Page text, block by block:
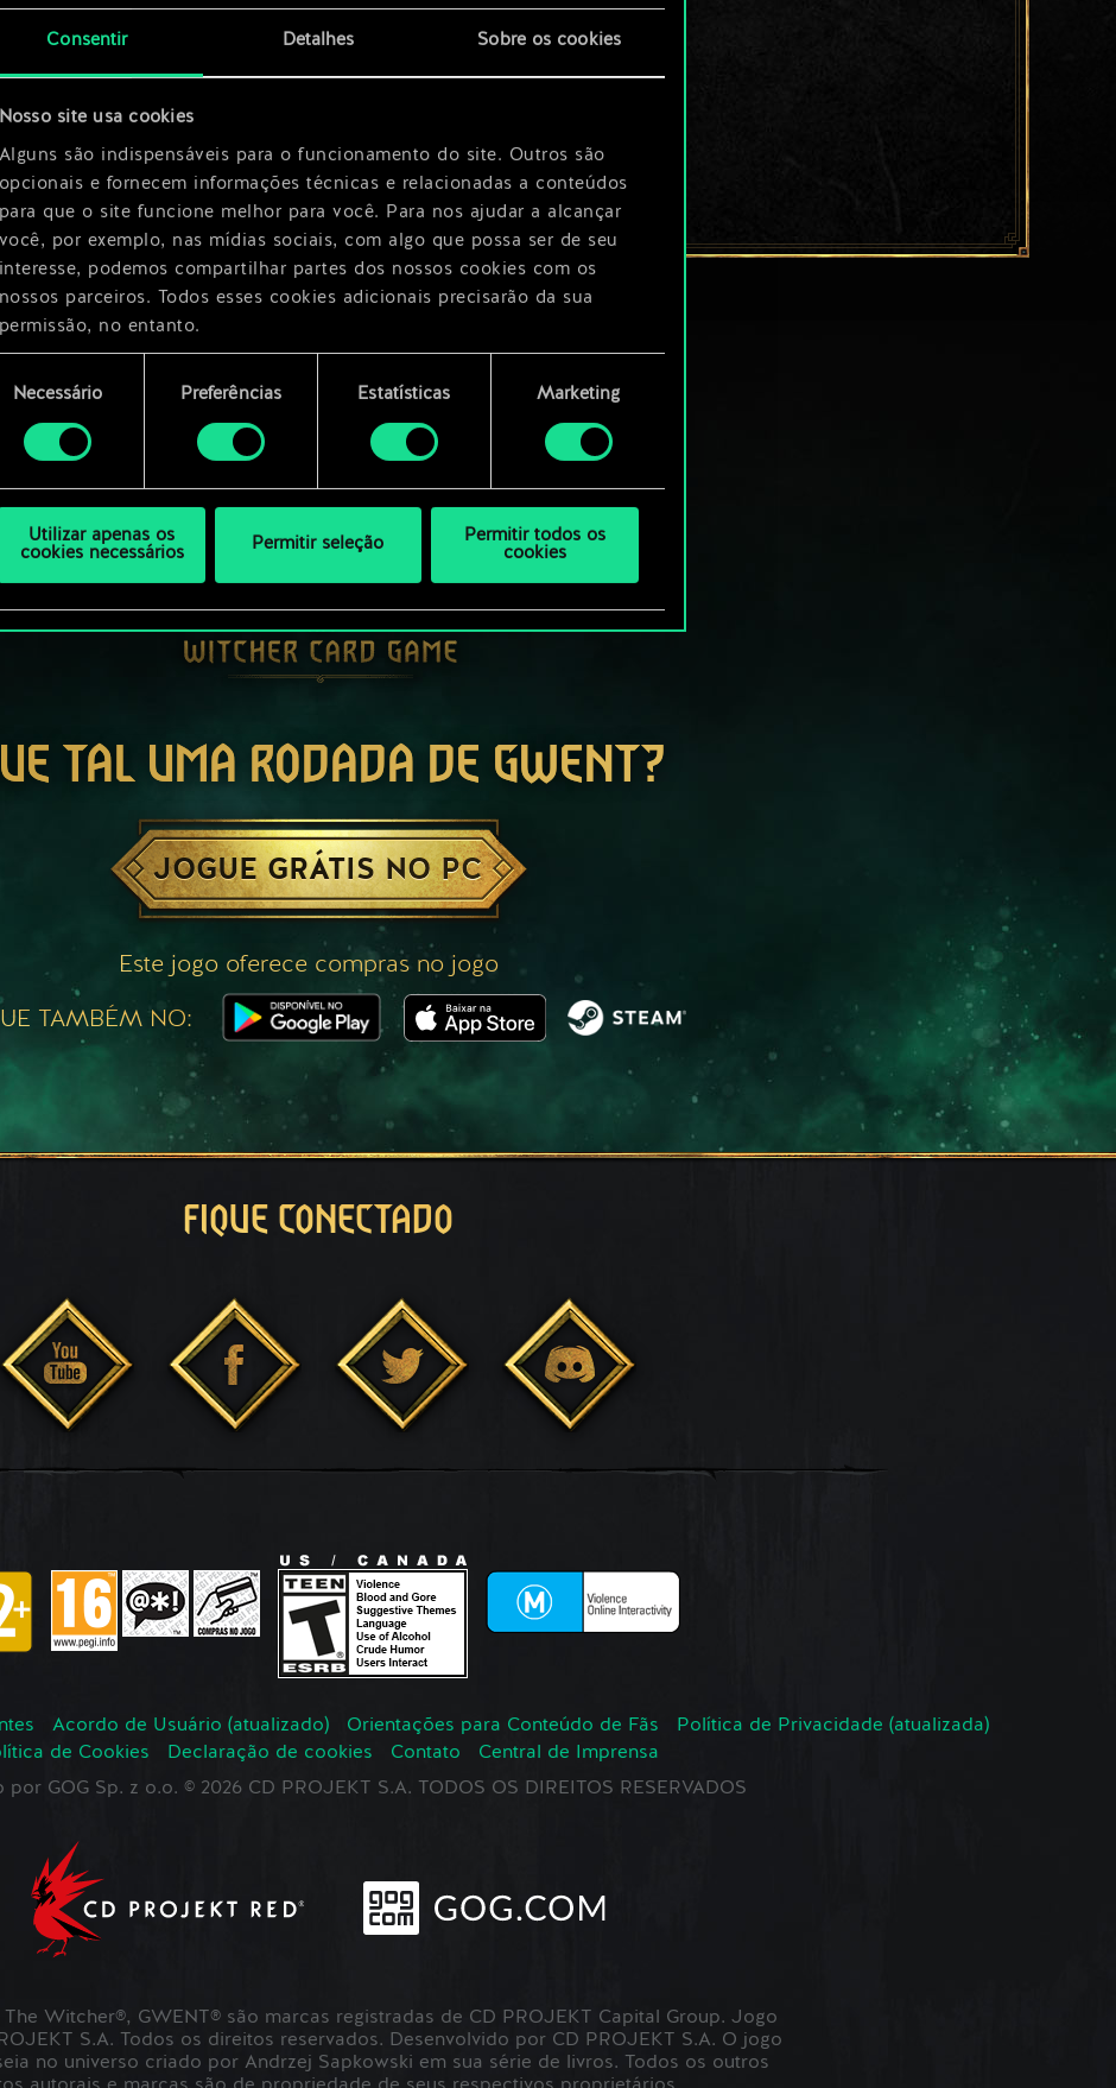
Consentir Detalhes Sobre os cookies
Nosso site usa cookies
Alguns são indispensáveis para o funcionamento do site. Outros são
opcionais e fornecem informações técnicas e relacionadas a conteúdos
para que o site funcione melhor para você. Para nos ajudar a alcançar
você, por exemplo, nas mídias sociais, com algo que possa ser de seu
interesse, podemos compartilhar partes dos nossos cookies com os
nossos parceiros. Todos esses cookies adicionais precisarão da sua
permissão, no entanto.
Você encontrará todos os detalhes sobre o uso de cookies e poderá
Necessário Preferências Estatísticas Marketing
Utilizar apenas os
cookies necessários
Permitir seleção
Permitir todos os
cookies
TAL UMA RODADA DE GWENT?
JOGUE GRÁTIS NO PC
Este jogo oferece compras no jogo
TAMBÉM NO:
FIQUE CONECTADO
Acordo de Usuário (atualizado) Orientações para Conteúdo de Fãs
Política de Privacidade (atualizada)
de Cookies
Declaração de cookies Contato
Central de Imprensa
GOG Sp. z o.o. © 2026 CD PROJEKT S.A. TODOS OS DIREITOS RESERVADOS
The Witcher®, GWENT® são marcas registradas de CD PROJEKT Capital Group. Jogo
S.A. Todos os direitos reservados. Desenvolvido por CD PROJEKT S.A. O jogo
no universo criado por Andrzej Sapkowski em sua série de livros. Todos os outros